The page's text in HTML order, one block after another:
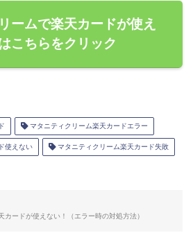
ームで楽天カードが使え
こちらをクリック
マタニティクリーム楽天カードエラー
使えない マタニティクリーム楽天カード失敗
カードが使えない！（エラー時の対処方法）